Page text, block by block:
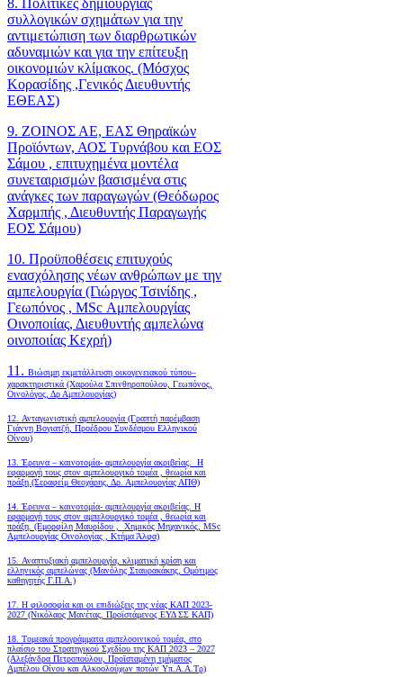
8. Πολιτικές δημιουργίας
συλλογικών σχημάτων για την
αντιμετώπιση των διαρθρωτικών
αδυναμιών και για την επίτευξη
οικονομιών κλίμακος. (Μόσχος
Κορασίδης ,Γενικός Διευθυντής
ΕΘΕΑΣ)
9. ΖΟΙΝΟΣ ΑΕ, ΕΑΣ Θηραϊκών
Προϊόντων, ΑΟΣ Τυρνάβου και ΕΟΣ
Σάμου , επιτυχημένα μοντέλα
συνεταιρισμών βασισμένα στις
ανάγκες των παραγωγών (Θεόδωρος
Χαρμπής , Διευθυντής Παραγωγής
ΕΟΣ Σάμου)
10. Προϋποθέσεις επιτυχούς
ενασχόλησης νέων ανθρώπων με την
αμπελουργία (Γιώργος Τσινίδης ,
Γεωπόνος , MSc Αμπελουργίας
Οινοποιίας, Διευθυντής αμπελώνα
οινοποιίας Κεχρή)
11. Βιώσιμη εκμετάλλευση οικογενειακού τύπου–
χαρακτηριστικά (Χαρούλα Σπινθηροπούλου, Γεωπόνος,
Οινολόγος, Δρ Αμπελουργίας)
12. Ανταγωνιστική αμπελουργία (Γραπτή παρέμβαση
Γιάννη Βογιατζή, Προέδρου Συνδέσμου Ελληνικού
Οίνου)
13. Έρευνα – καινοτομία- αμπελουργία ακριβείας. Η
εφαρμογή τους στον αμπελουργικό τομέα , θεωρία και
πράξη.(Σεραφείμ Θεοχάρης, Δρ. Αμπελουργίας ΑΠΘ)
14. Έρευνα – καινοτομία- αμπελουργία ακριβείας. Η
εφαρμογή τους στον αμπελουργικό τομέα , θεωρία και
πράξη. (Εμορφίλη Μαυρίδου , Χημικός Μηχανικός, MSc
Αμπελουργίας Οινολογίας , Κτήμα Άλφα)
15. Αναπτυξιακή αμπελουργία, κλιματική κρίση και
ελληνικός αμπελώνας (Μανόλης Σταυρακάκης, Ομότιμος
καθηγητής Γ.Π.Α.)
17. Η φιλοσοφία και οι επιδιώξεις της νέας ΚΑΠ 2023-
2027 (Νικόλαος Μανέτας, Προϊστάμενος ΕΥΔ ΣΣ ΚΑΠ)
18. Tομεακά προγράμματα αμπελοοινικού τομέα, στο
πλαίσιο του Στρατηγικού Σχεδίου της ΚΑΠ 2023 – 2027
(Αλεξάνδρα Πετροπούλου, Προϊσταμένη τμήματος
Αμπέλου Οίνου και Αλκοολούχων ποτών Υπ.Α.Α.Τρ)